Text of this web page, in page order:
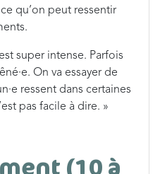
qu’on peut ressentir
super intense. Parfois
On va essayer de
ressent dans certaines
pas facile à dire. »
(10 à